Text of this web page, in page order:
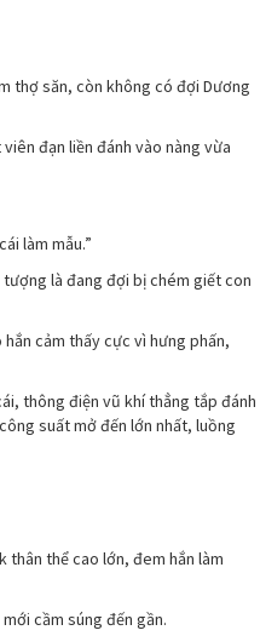
thợ săn, còn không có đợi Dương
đạn liền đánh vào nàng vừa
làm mẫu.”
là đang đợi bị chém giết con
cảm thấy cực vì hưng phấn,
thông điện vũ khí thẳng tắp đánh
suất mở đến lớn nhất, luồng
thân thể cao lớn, đem hắn làm
cầm súng đến gần.